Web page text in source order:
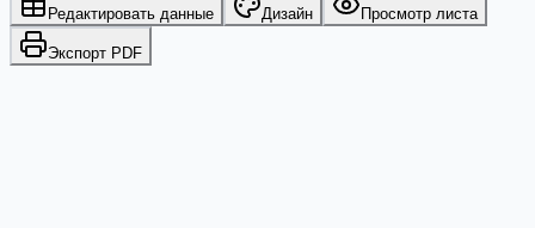
Редактировать данные Дизайн Просмотр листа
Экспорт PDF